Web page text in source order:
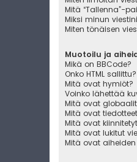
Mitä “Tallenna”-
Miksi minun
Miten tönäisen
Muotoilu ja
Mikä on BBCode?
Onko HTML sallittu?
Mitä ovat hymiöt?
Voinko lähettää
Mitä ovat
Mitä ovat
Mitä ovat
Mitä ovat lukitut
Mitä ovat aiheiden